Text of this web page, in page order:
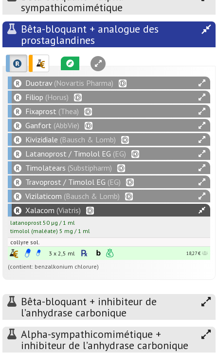
sympathicomimétique
Bêta-bloquant + analogue des
prostaglandines
Duotrav(Novartis Pharma)
Filiop (Horus)
Fixaprost (Thea)
Ganfort (AbbVie)
Kivizidiale (Bausch & Lomb)
Latanoprost / Timolol EG (EG)
Timolatears (Substipharm)
Travoprost / Timolol EG (EG)
Vizilaticom (Bausch & Lomb)
Xalacom (Viatris)
latanoprost 50 µg / 1 ml
timolol (maléate) 5 mg / 1 ml
collyre sol.
3 x 2,5 ml
18,27 €
(contient: benzalkonium chlorure)
Bêta-bloquant + inhibiteur de
l’anhydrase carbonique
Alpha-sympathicomimétique +
inhibiteur de l’anhydrase carbonique